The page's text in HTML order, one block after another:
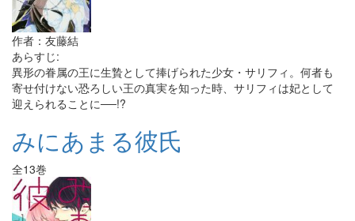
作者：友藤結
あらすじ:
異形の眷属の王に生贄として捧げられた少女・サリフィ。何者も
寄せ付けない恐ろしい王の真実を知った時、サリフィは妃として
迎えられることに──!?
みにあまる彼氏
全13巻